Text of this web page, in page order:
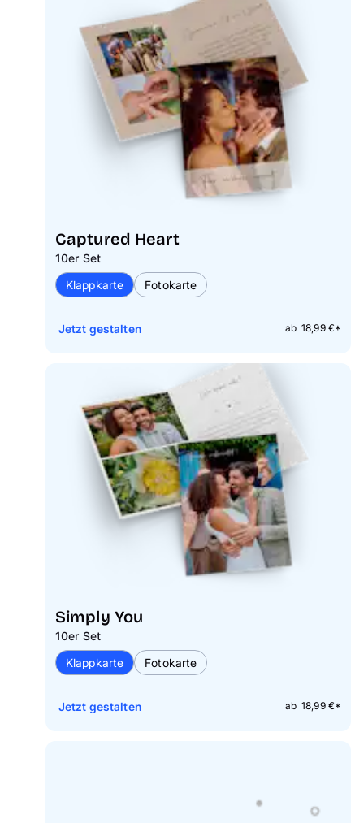
Captured Heart
10er Set
Klappkarte
Fotokarte
ab 18,99 €*
Jetzt gestalten
Simply You
10er Set
Klappkarte
Fotokarte
ab 18,99 €*
Jetzt gestalten